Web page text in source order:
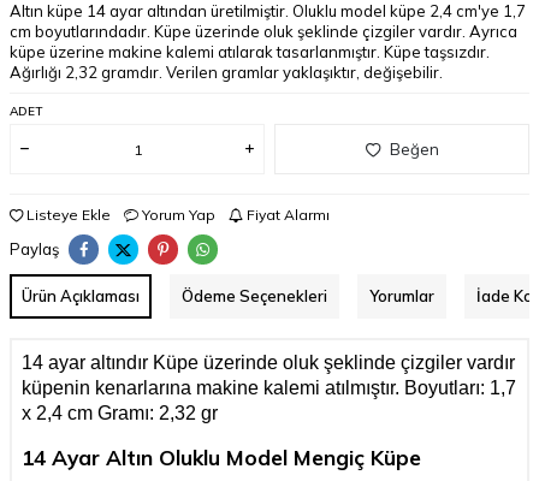
Altın küpe 14 ayar altından üretilmiştir. Oluklu model küpe 2,4 cm'ye 1,7
cm boyutlarındadır. Küpe üzerinde oluk şeklinde çizgiler vardır. Ayrıca
küpe üzerine makine kalemi atılarak tasarlanmıştır. Küpe taşsızdır.
Ağırlığı 2,32 gramdır. Verilen gramlar yaklaşıktır, değişebilir.
ADET
Beğen
Listeye Ekle Yorum Yap Fiyat Alarmı
Paylaş
Ürün Açıklaması Ödeme Seçenekleri Yorumlar İade
14 ayar altındır Küpe üzerinde oluk şeklinde çizgiler vardır
küpenin kenarlarına makine kalemi atılmıştır. Boyutları: 1,7
x 2,4 cm Gramı: 2,32 gr
14 Ayar Altın Oluklu Model Mengiç Küpe